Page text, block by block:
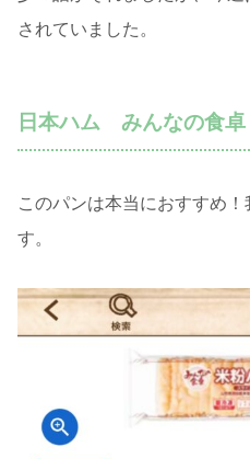
されていました。
日本ハム みんなの食
このパンは本当におすすめ
す。